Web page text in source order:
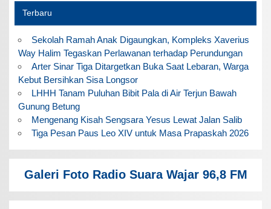
Terbaru
Sekolah Ramah Anak Digaungkan, Kompleks Xaverius
Way Halim Tegaskan Perlawanan terhadap Perundungan
Arter Sinar Tiga Ditargetkan Buka Saat Lebaran, Warga
Kebut Bersihkan Sisa Longsor
LHHH Tanam Puluhan Bibit Pala di Air Terjun Bawah
Gunung Betung
Mengenang Kisah Sengsara Yesus Lewat Jalan Salib
Tiga Pesan Paus Leo XIV untuk Masa Prapaskah 2026
Galeri Foto Radio Suara Wajar 96,8 FM